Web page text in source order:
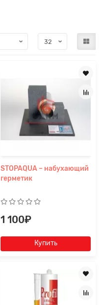
STOPAQUA – набухающий
герметик
1 100₽
Купить